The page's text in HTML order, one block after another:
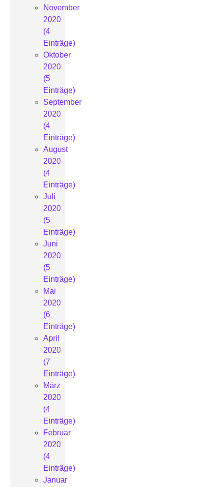
November
2020
(4
Einträge)
Oktober
2020
(5
Einträge)
September
2020
(4
Einträge)
August
2020
(4
Einträge)
Juli
2020
(5
Einträge)
Juni
2020
(5
Einträge)
Mai
2020
(6
Einträge)
April
2020
(7
Einträge)
März
2020
(4
Einträge)
Februar
2020
(4
Einträge)
Januar